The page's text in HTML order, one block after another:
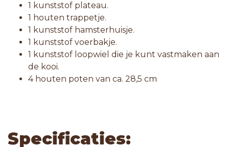
1 kunststof plateau.
1 houten trappetje.
1 kunststof hamsterhuisje.
1 kunststof voerbakje.
1 kunststof loopwiel die je kunt vastmaken aan
de kooi.
4 houten poten van ca. 28,5 cm
Specificaties: